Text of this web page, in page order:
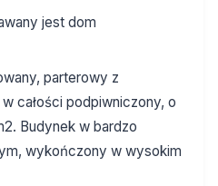
jest dom
parterowy z
całości podpiwniczony, o
Budynek w bardzo
wykończony w wysokim